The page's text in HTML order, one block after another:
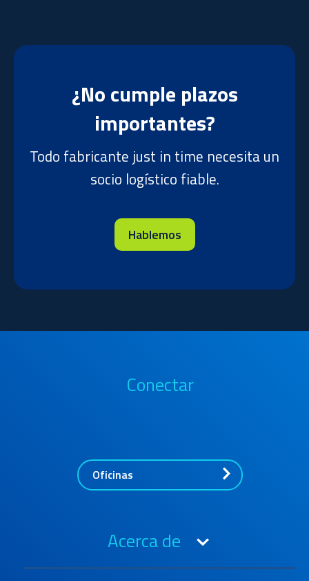
¿No cumple plazos
importantes?
Todo fabricante just in time necesita un
socio logístico fiable.
Hablemos
Conectar
Oficinas
Acerca de
Acerca de OIA